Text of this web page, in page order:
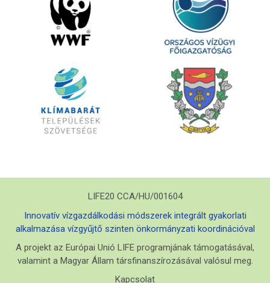
LIFE20 CCA/HU/001604
Innovatív vízgazdálkodási módszerek integrált gyakorlati
alkalmazása vízgyűjtő szinten önkormányzati koordinációval
A projekt az Európai Unió LIFE programjának támogatásával,
valamint a Magyar Állam társfinanszírozásával valósul meg.
Kapcsolat